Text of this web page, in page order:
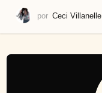
por Ceci Villanelle